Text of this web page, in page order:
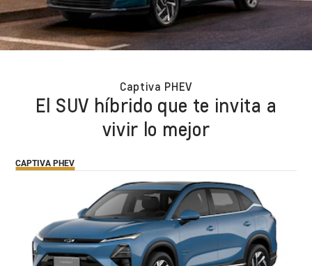
Captiva PHEV
El SUV híbrido que te invita a
vivir lo mejor
CAPTIVA PHEV